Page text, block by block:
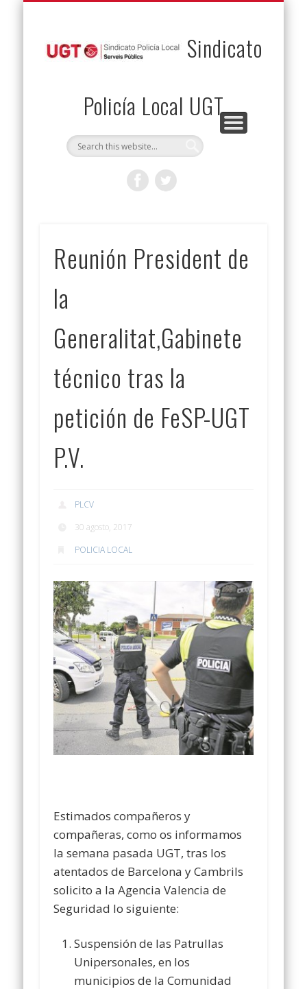
Sindicato
Policía Local UGT
Reunión President de
la
Generalitat,Gabinete
técnico tras la
petición de FeSP-UGT
P.V.
PLCV
30 agosto, 2017
POLICIA LOCAL
Estimados compañeros y
compañeras, como os informamos
la semana pasada UGT, tras los
atentados de Barcelona y Cambrils
solicito a la Agencia Valencia de
Seguridad lo siguiente:
Suspensión de las Patrullas
Unipersonales, en los
municipios de la Comunidad